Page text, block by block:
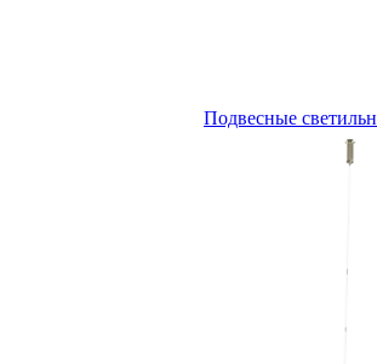
Подвесные